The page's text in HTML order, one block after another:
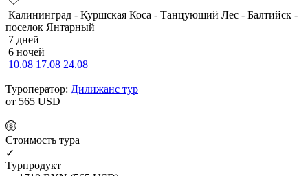
Калининград - Куршская Коса - Танцующий Лес - Балтийск -
поселок Янтарный
7 дней
6 ночей
10.08 17.08 24.08
Туроператор: Дилижанс тур
от 565 USD
Cтоимость тура
✓
Турпродукт